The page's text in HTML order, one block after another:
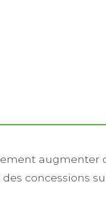
augmenter
concessions